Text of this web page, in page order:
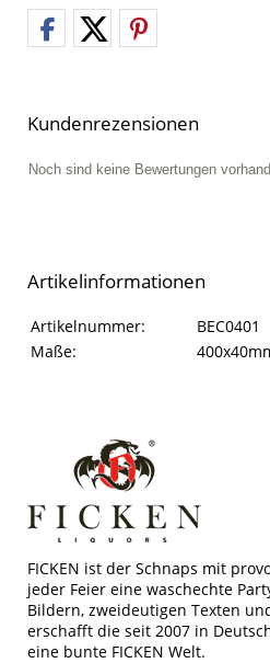
Kundenrezensionen
Noch sind keine Bewertungen
Artikelinformationen
Artikelinformationen
Eigenschaft Wert
Artikelnummer:
BEC0401
Maße:
FICKEN ist der Schnaps mit
jeder Feier eine waschechte
Bildern, zweideutigen Texten
erschafft die seit 2007 in
eine bunte FICKEN Welt.